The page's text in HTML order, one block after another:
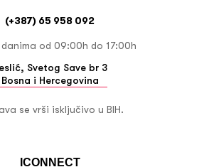
ICONNECT
(+387) 65 958 092
danima od 09:00h do 17:00h
Svetog Save br 3
Bosna i Hercegovina
se vrši isključivo u BIH.